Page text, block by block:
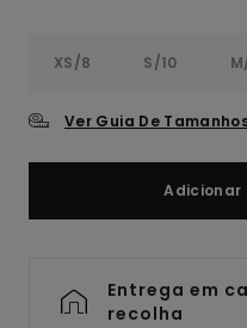
XS/8 S/10
Ver Guia De
Adicionar
Entrega em
recolha